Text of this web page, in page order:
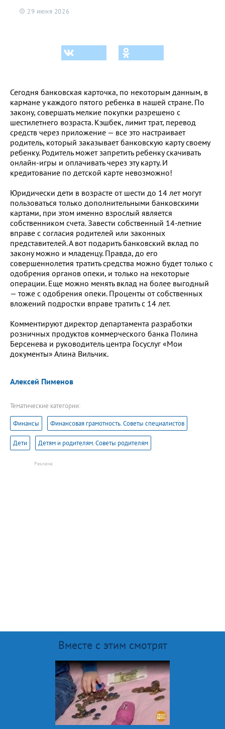
29 июня 2026
Сегодня банковская карточка, по некоторым данным, в
кармане у каждого пятого ребенка в нашей стране. По
закону, совершать мелкие покупки разрешено с
шестилетнего возраста. Кэшбек, лимит трат, перевод
средств через приложение — все это настраивает
родитель, который заказывает банковскую карту своему
ребенку. Родитель может запретить ребенку скачивать
онлайн-игры и оплачивать через эту карту. И
кредитование по детской карте невозможно!
Юридически дети в возрасте от шести до 14 лет могут
пользоваться только дополнительными банковскими
картами, при этом именно взрослый является
собственником счета. Завести собственный 14-летние
вправе с согласия родителей или законных
представителей. А вот подарить банковский вклад по
закону можно и младенцу. Правда, до его
совершеннолетия тратить средства можно будет только с
одобрения органов опеки, и только на некоторые
операции. Еще можно менять вклад на более выгодный
— тоже с одобрения опеки. Проценты от собственных
вложений подростки вправе тратить с 14 лет.
Комментируют директор департамента разработки
розничных продуктов коммерческого банка Полина
Берсенева и руководитель центра Госуслуг «Мои
документы» Алина Вильчик.
Алексей Пименов
Тематические категории:
Финансы Финансовая грамотность. Советы специалистов
Дети Детям и родителям. Советы родителям
Вместе с этим смотрят